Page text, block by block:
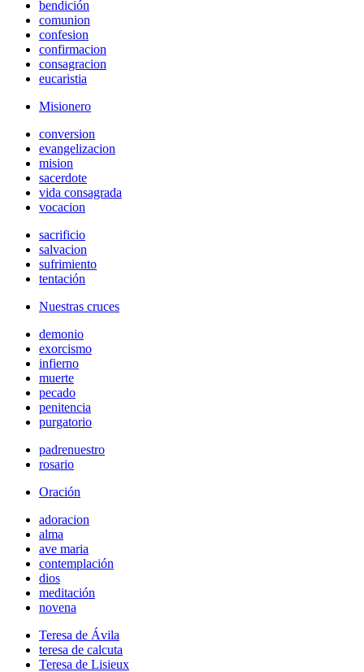
bendición
comunion
confesion
confirmacion
consagracion
eucaristia
Misionero
conversion
evangelizacion
mision
sacerdote
vida consagrada
vocacion
sacrificio
salvacion
sufrimiento
tentación
Nuestras cruces
demonio
exorcismo
infierno
muerte
pecado
penitencia
purgatorio
padrenuestro
rosario
Oración
adoracion
alma
ave maria
contemplación
dios
meditación
novena
Teresa de Ávila
teresa de calcuta
Teresa de Lisieux